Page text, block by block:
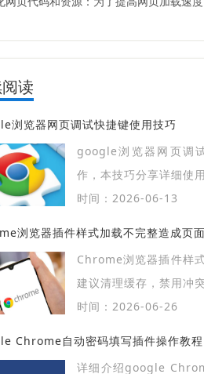
读
浏览器网页调试快捷键使用技巧
google浏览器网页调
作，本技巧分享详细使
网页，提升开发效率和
时间：2026-06-13
浏览器插件样式加载不完整造成页
Chrome浏览器插件样
建议清理缓存，禁用冲
式异常。
时间：2026-06-26
Chrome自动密码填写插件操作教程
详细介绍google